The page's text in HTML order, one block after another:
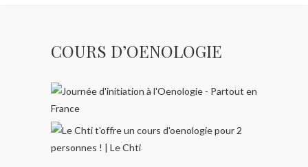
COURS D’OENOLOGIE